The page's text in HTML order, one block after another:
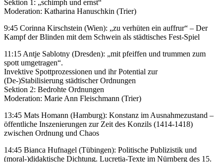
Sektion 1: „schimph und ernst“
Moderation: Katharina Hanuschkin (Trier)
9:45 Corinna Kirschstein (Wien): „zu verhüten ein auffrur“ – Der
Kampf der Blinden mit dem Schwein als städtisches Fest-Spiel
11:15 Antje Sablotny (Dresden): „mit pfeiffen und trummen zum
spott umgetragen“.
Invektive Spottprozessionen und ihr Potential zur
(De-)Stabilisierung städtischer Ordnungen
Sektion 2: Bedrohte Ordnungen
Moderation: Marie Ann Fleischmann (Trier)
13:45 Mats Homann (Hamburg): Konstanz im Ausnahmezustand –
öffentliche Inszenierungen zur Zeit des Konzils (1414-1418)
zwischen Ordnung und Chaos
14:45 Bianca Hufnagel (Tübingen): Politische Publizistik und
(moral-)didaktische Dichtung. Lucretia-Texte im Nürnberg des 15.